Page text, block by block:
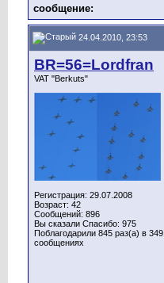
сообщение:
24.04.2010, 23:53
BR=56=Lordfran
VAT "Berkuts"
Регистрация: 29.07.2008
Возраст: 42
Сообщений: 896
Вы сказали Спасибо: 975
Поблагодарили 845 раз(а) в 349
сообщениях